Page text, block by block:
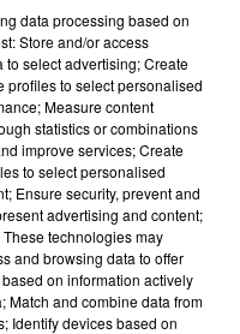
data processing based on
Store and/or access
select advertising; Create
profiles to select personalised
Measure content
statistics or combinations
improve services; Create
to select personalised
Ensure security, prevent and
advertising and content;
technologies may
and browsing data to offer
on information actively
Match and combine data from
Identify devices based on